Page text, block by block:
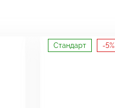
Стандарт -5%